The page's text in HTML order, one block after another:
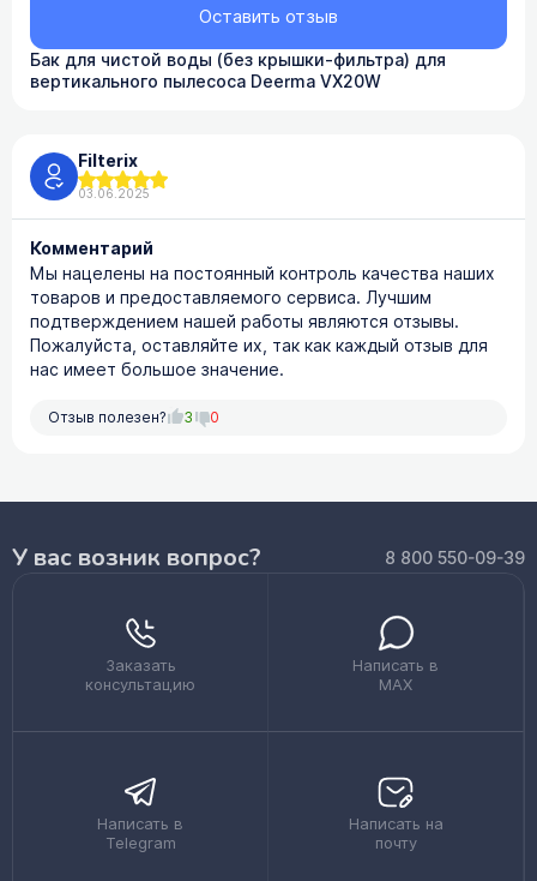
Бак для чистой воды (без крышки-фильтра) для
вертикального пылесоса Deerma VX20W
Оставить отзыв
Filterix
03.06.2025
Комментарий
Мы нацелены на постоянный контроль качества наших
товаров и предоставляемого сервиса. Лучшим
подтверждением нашей работы являются отзывы.
Пожалуйста, оставляйте их, так как каждый отзыв для
нас имеет большое значение.
Отзыв полезен? 3 0
У вас возник вопрос? 8 800 550-09-39
Заказать
консультацию
Написать в
MAX
Написать в
Telegram
Написать на
почту